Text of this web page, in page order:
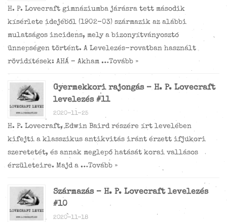
H. P. Lovecraft gimnáziumba járásra tett második
kísérlete idejéből (1902-03) származik az alábbi
mulatságos incidens, mely a bizonyítványosztó
ünnepségen történt. A Levelezés-rovatban használt
rövidítések: AHÁ – Akham …Tovább »
Gyermekkori rajongás – H. P. Lovecraft
levelezés #11
2020-11-25
H. P. Lovecraft, Edwin Baird részére írt levelében
kifejti a klasszikus antikvitás iránt érzett ifjúkori
szeretetét, és annak meglepő hatását korai vallásos
érzületeire. Majd a …Tovább »
Származás – H. P. Lovecraft levelezés
#10
2020-11-18